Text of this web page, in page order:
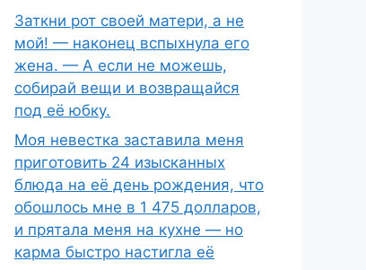
Заткни рот своей матери, а не
мой! — наконец вспыхнула его
жена. — А если не можешь,
собирай вещи и возвращайся
под её юбку.
Моя невестка заставила меня
приготовить 24 изысканных
блюда на её день рождения, что
обошлось мне в 1 475 долларов,
и прятала меня на кухне — но
карма быстро настигла её